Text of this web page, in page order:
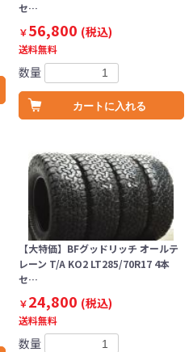
セ…
￥56,800 (税込)
送料無料
数量
カートに入れる
【大特価】BFグッドリッチ オールテ
レーン T/A KO2 LT285/70R17 4本
セ…
￥24,800 (税込)
送料無料
数量